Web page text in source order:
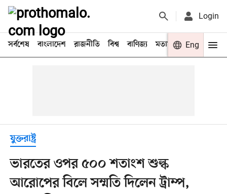
Login
সর্বশেষ বাংলাদেশ রাজনীতি বিশ্ব বাণিজ্য মতামত খেলা
Eng
যুক্তরাষ্ট্র
ভারতের ওপর ৫০০ শতাংশ শুল্ক
আরোপের বিলে সম্মতি দিলেন ট্রাম্প,